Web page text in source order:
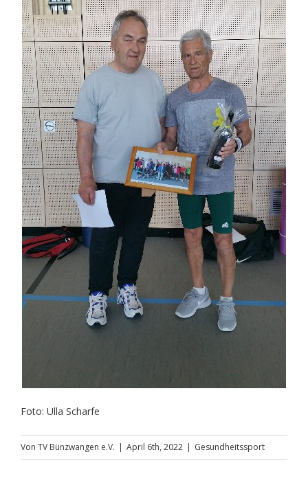
Foto: Ulla Scharfe
Von TV Bünzwangen e.V. | April 6th, 2022 | Gesundheitssport